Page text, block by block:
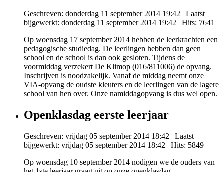
Geschreven: donderdag 11 september 2014 19:42 | Laatst
bijgewerkt: donderdag 11 september 2014 19:42 | Hits: 7641
Op woensdag 17 september 2014 hebben de leerkrachten een
pedagogische studiedag. De leerlingen hebben dan geen
school en de school is dan ook gesloten. Tijdens de
voormiddag verzekert De Klimop (016/811006) de opvang.
Inschrijven is noodzakelijk. Vanaf de middag neemt onze
VIA-opvang de oudste kleuters en de leerlingen van de lagere
school van hen over. Onze namiddagopvang is dus wel open.
Openklasdag eerste leerjaar
Geschreven: vrijdag 05 september 2014 18:42 | Laatst
bijgewerkt: vrijdag 05 september 2014 18:42 | Hits: 5849
Op woensdag 10 september 2014 nodigen we de ouders van